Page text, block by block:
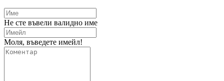
Не сте въвели валидно име
Моля, въведете имейл!